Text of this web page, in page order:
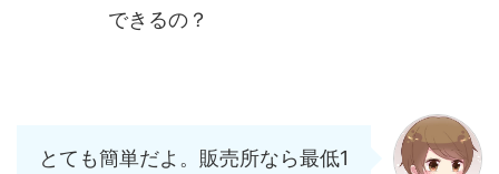
できるの？
とても簡単だよ。販売所なら最低1